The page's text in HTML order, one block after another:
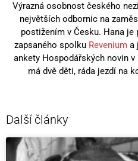
Výrazná osobnost českého
největších odbornic na
postižením v Česku. Hana je
zapsaného spolku Revenium a
ankety Hospodářských novin v
má dvě děti, ráda jezdí na
Další články